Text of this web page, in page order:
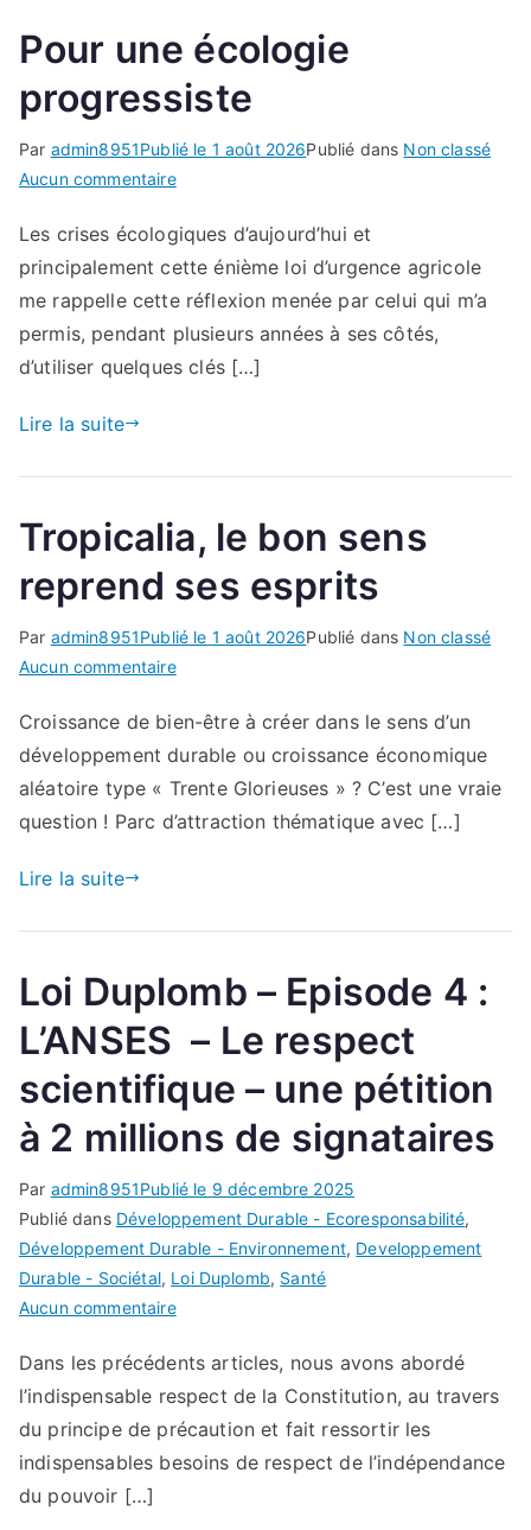
Pour une écologie
progressiste
Par admin8951Publié le 1 août 2026Publié dans Non classé
Aucun commentairesur
une
écologie
progressiste
Les crises écologiques d’aujourd’hui et
principalement cette énième loi d’urgence agricole
me rappelle cette réflexion menée par celui qui m’a
permis, pendant plusieurs années à ses côtés,
d’utiliser quelques clés […]
Lire la suite
Tropicalia, le bon sens
reprend ses esprits
Par admin8951Publié le 1 août 2026Publié dans Non classé
Aucun commentairesur
le
bon
sens
reprend
Croissance de bien-être à créer dans le sens d’un
développement durable ou croissance économique
aléatoire type « Trente Glorieuses » ? C’est une vraie
question ! Parc d’attraction thématique avec […]
Lire la suite
Loi Duplomb – Episode 4 :
L’ANSES – Le respect
scientifique – une pétition
à 2 millions de signataires
Par admin8951Publié le 9 décembre 2025
Publié dans Développement Durable - Ecoresponsabilité,
Développement Durable - Environnement, Developpement
Durable - Sociétal, Loi Duplomb, Santé
Aucun commentairesur
Duplomb
–
Episode
4
Dans les précédents articles, nous avons abordé
l’indispensable respect de la Constitution, au travers
du principe de précaution et fait ressortir les
indispensables besoins de respect de l’indépendance
du pouvoir […]